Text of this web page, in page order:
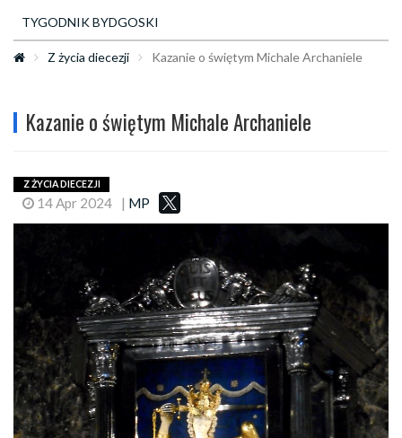
TYGODNIK BYDGOSKI
Z życia diecezji Kazanie o świętym Michale Archaniele
Kazanie o świętym Michale Archaniele
Z ŻYCIA DIECEZJI
14 Apr 2024 | MP